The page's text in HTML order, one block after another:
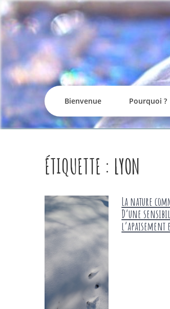
to
content
Bienvenue Pourquoi ?
ÉTIQUETTE : LYON
La nature
D’une